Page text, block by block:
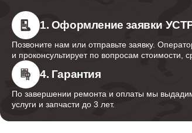
1. Оформление заявки
Позвоните нам или отправьте заявку.
и проконсультирует по вопросам стоимости,
4. Гарантия
По завершении ремонта и оплаты мы
услуги и запчасти до 3 лет.